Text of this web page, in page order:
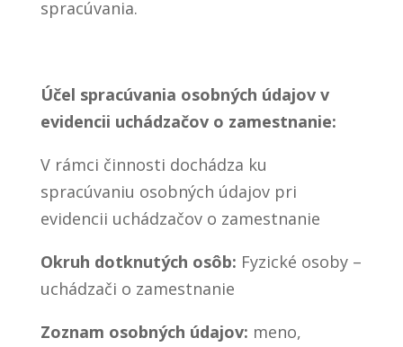
spracúvania.
Účel spracúvania osobných údajov v
evidencii uchádzačov o zamestnanie:
V rámci činnosti dochádza ku
spracúvaniu osobných údajov pri
evidencii uchádzačov o zamestnanie
Okruh dotknutých osôb: Fyzické osoby –
uchádzači o zamestnanie
Zoznam osobných údajov: meno,